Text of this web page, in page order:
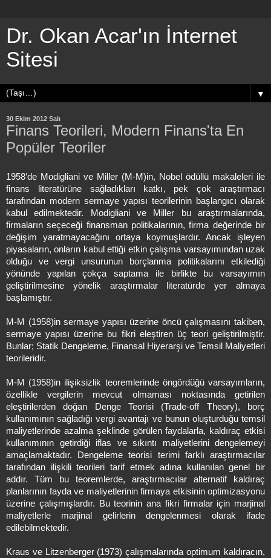
Dr. Okan Acar'ın İnternet
Sitesi
▼
30 Ekim 2012 Salı
Finans Teorileri, Modern Finans'ta En
Popüler Teoriler
1958’de Modigliani ve Miller (M-M)in, Nobel ödüllü makaleleri ile
finans literatürüne sağladıkları katkı, pek çok araştırmacı
tarafından modern sermaye yapısı teorilerinin başlangıcı olarak
kabul edilmektedir. Modigliani ve Miller bu araştırmalarında,
firmaların seçeceği finansman politikalarının, firma değerinde bir
değişim yaratmayacağını ortaya koymuşlardır. Ancak işleyen
piyasaların, onların kabul ettiği etkin çalışma varsayımından uzak
olduğu ve vergi unsurunun borçlanma politikalarını etkilediği
yönünde yapılan çokça saptama ile birlikte bu varsayımın
geliştirilmesine yönelik araştırmalar literatürde yer almaya
başlamıştır.
M-M (1958)in sermaye yapısı üzerine öncü çalışmasını takiben,
sermaye yapısı üzerine bu fikri eleştiren üç teori geliştirilmiştir.
Bunlar; Statik Dengeleme, Finansal Hiyerarşi ve Temsil Maliyetleri
teorileridir.
M-M (1958)in ilişiksizlik teoremlerinde öngördüğü varsayımların,
özellikle vergilerin mevcut olmaması noktasında getirilen
eleştirilerden doğan Denge Teorisi (Trade-off Theory), borç
kullanımının sağladığı vergi avantajı ve bunun oluşturduğu temsil
maliyetlerinde azalma şeklinde görülen faydalarla, kaldıraç etkisi
kullanımının getirdiği iflas ve sıkıntı maliyetlerini dengelemeyi
amaçlamaktadır. Dengeleme teorisi terimi farklı araştırmacılar
tarafından ilişkili teorileri tarif etmek adına kullanılan genel bir
addır. Tüm bu teoremlerde, araştırmacılar alternatif kaldıraç
planlarının fayda ve maliyetlerinin firmaya etkisinin optimizasyonu
üzerine çalışmışlardır. Bu teorinin ana fikri firmalar için marjinal
maliyetlerle marjinal gelirlerin dengelenmesi olarak ifade
edilebilmektedir.
Kraus ve Litzenberger (1973) çalışmalarında optimum kaldıracın,